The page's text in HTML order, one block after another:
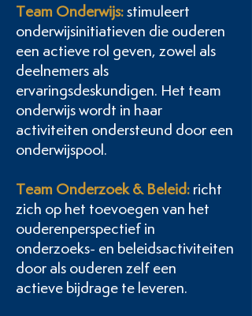
Team Onderwijs:stimuleert
onderwijsinitiatieven die ouderen
een actieve rol geven, zowel als
deelnemers als
ervaringsdeskundigen. Het team
onderwijs wordt in haar
activiteiten ondersteund door een
onderwijspool.
Team Onderzoek & Beleid:richt
zich op het toevoegen van het
ouderenperspectief in
onderzoeks- en beleidsactiviteiten
door als ouderen zelf een
actievebijdrage te leveren.